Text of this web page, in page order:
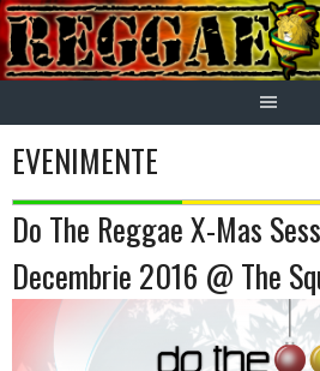
Skip
to
content
EVENIMENTE
Do The Reggae X-Mas
Decembrie 2016 @ The